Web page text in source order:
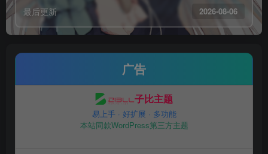
最后更新 2026-08-06
广告
子比主题
易上手 · 好扩展 · 多功能
本站同款WordPress第三方主题